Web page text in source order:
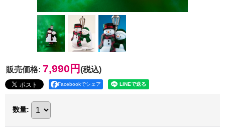
販売価格: 7,990円 (税込)
Facebookでシェア
数量: